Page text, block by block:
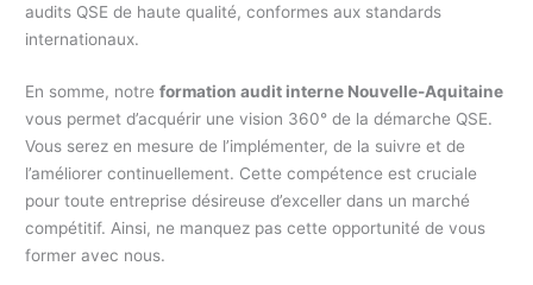
audits QSE de haute qualité, conformes aux standards
internationaux.
En somme, notreformation audit interne Nouvelle-Aquitaine
vous permet d’acquérir une vision 360° de la démarche QSE.
Vous serez en mesure de l’implémenter, de la suivre et de
l’améliorer continuellement. Cette compétence est cruciale
pour toute entreprise désireuse d’exceller dans un marché
compétitif. Ainsi, ne manquez pas cette opportunité de vous
former avec nous.